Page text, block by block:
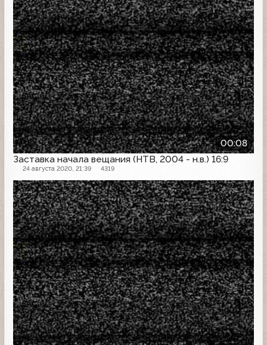
00:08
Заставка начала вещания (НТВ, 2004 - н.в.) 16:9
24 августа 2020, 21:39 4319
Рекламная заставка